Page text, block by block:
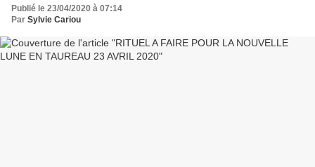
Publié le 23/04/2020 à 07:14
Par Sylvie Cariou